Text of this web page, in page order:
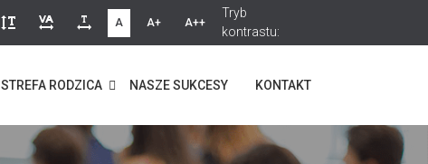
A A+ A++
Tryb
kontrastu:
STREFA RODZICA NASZE SUKCESY KONTAKT